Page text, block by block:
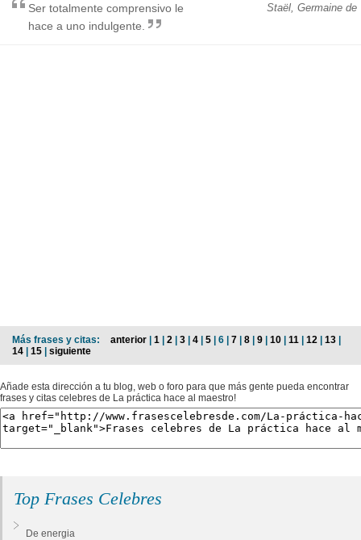
Staël, Germaine de
Ser totalmente comprensivo le
hace a uno indulgente.
Más frases y citas: anterior | 1 | 2 | 3 | 4 | 5 | 6 | 7 | 8 | 9 | 10 | 11 | 12 | 13 |
14 | 15 | siguiente
Añade esta dirección a tu blog, web o foro para que más gente pueda encontrar
frases y citas celebres de La práctica hace al maestro!
Top Frases Celebres
De energia